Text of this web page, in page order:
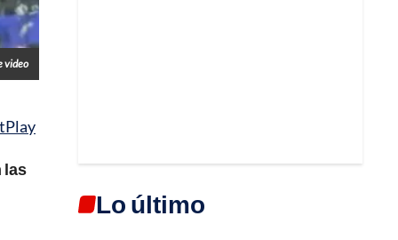
video
las
Lo último